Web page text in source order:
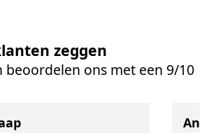
zeggen
beoordelen ons met een 9/10